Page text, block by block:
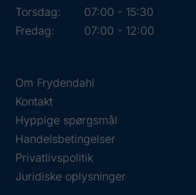
Torsdag:
07:00 - 15:30
Fredag:
07:00 - 12:00
Om Frydendahl
Kontakt
Hyppige spørgsmål
Handelsbetingelser
Privatlivspolitik
Juridiske oplysninger